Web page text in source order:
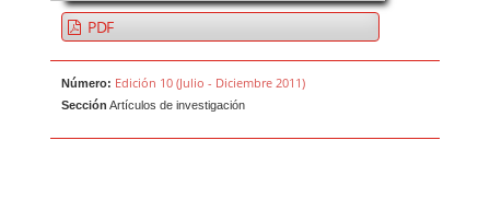
PDF
Número: Edición 10 (Julio - Diciembre 2011)
Sección Artículos de investigación